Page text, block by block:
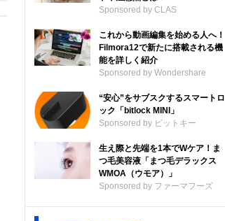
Sponsored by CLAS
これから動画編集を始める人へ！
Filmora12で新たに搭載される機
能を詳しく紹介
Sponsored by Wondershare
“安心”をサブスクするスマートロ
ック「bitlock MINI」
Sponsored by ビットキー
生え際と先端を1本でWケア！ま
つ毛美容液「まつ毛デラックス
WMOA（ウモア）」
Sponsored by ファーマフーズ